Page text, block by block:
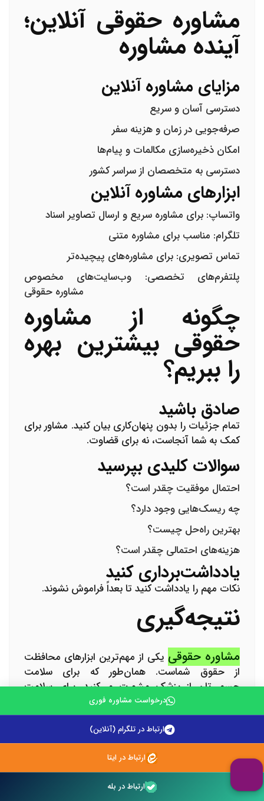
مشاوره حقوقی آنلاین؛
آینده مشاوره
مزایای مشاوره آنلاین
دسترسی آسان و سریع
صرفه‌جویی در زمان و هزینه سفر
امکان ذخیره‌سازی مکالمات و پیام‌ها
دسترسی به متخصصان از سراسر کشور
ابزارهای مشاوره آنلاین
واتساپ: برای مشاوره سریع و ارسال تصاویر اسناد
تلگرام: مناسب برای مشاوره متنی
تماس تصویری: برای مشاوره‌های پیچیده‌تر
پلتفرم‌های تخصصی: وب‌سایت‌های مخصوص
مشاوره حقوقی
چگونه از مشاوره
حقوقی بیشترین بهره
را ببریم؟
صادق باشید
تمام جزئیات را بدون پنهان‌کاری بیان کنید. مشاور برای
کمک به شما آنجاست، نه برای قضاوت.
سوالات کلیدی بپرسید
احتمال موفقیت چقدر است؟
چه ریسک‌هایی وجود دارد؟
بهترین راه‌حل چیست؟
هزینه‌های احتمالی چقدر است؟
یادداشت‌برداری کنید
نکات مهم را یادداشت کنید تا بعداً فراموش نشوند.
نتیجه‌گیری
مشاوره حقوقی یکی از مهم‌ترین ابزارهای محافظت
از حقوق شماست. همان‌طور که برای سلامت
جسمی‌تان از پزشک مشورت می‌کنید، برای سلامت
حقوقی‌تان نیز از وکیل کمک بگیرید. انتخاب مشاور
مناسب، آمادگی کافی، و بهره‌گیری از روش‌های نوین
مشاوره می‌تواند شما را از مشکلات بزرگ نجات دهد.
به یاد داشته باشید که سرمایه‌گذاری در مشاوره حقوقی،
سرمایه‌گذاری در آرامش و امنیت آینده‌تان است.
هیچ‌وقت برای محافظت از حقوق‌تان دیر نیست.
درخواست مشاوره فوری
ارتباط در تلگرام (آنلاین)
ارتباط در ایتا
ارتباط در بله